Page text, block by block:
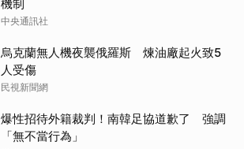
機制
中央通訊社
烏克蘭無人機夜襲俄羅斯 煉油廠起火致5
人受傷
民視新聞網
爆性招待外籍裁判！南韓足協道歉了 強調
「無不當行為」